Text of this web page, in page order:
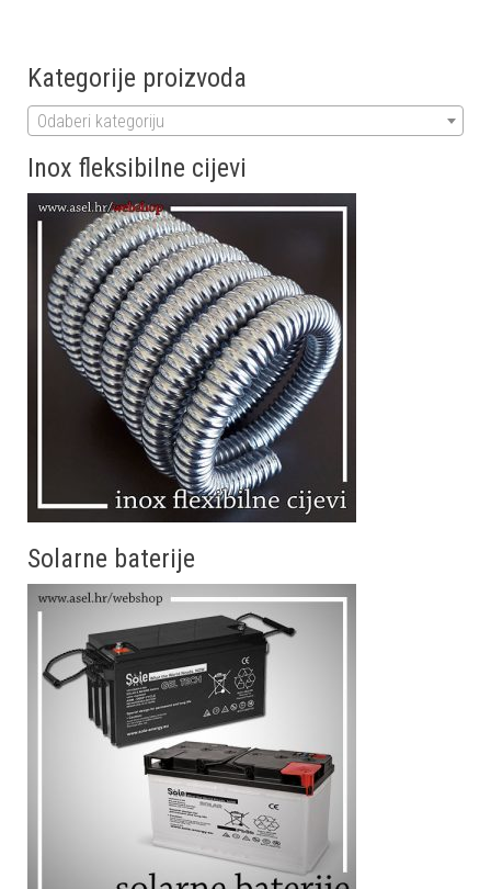
Kategorije proizvoda
Odaberi kategoriju
Inox fleksibilne cijevi
Solarne baterije